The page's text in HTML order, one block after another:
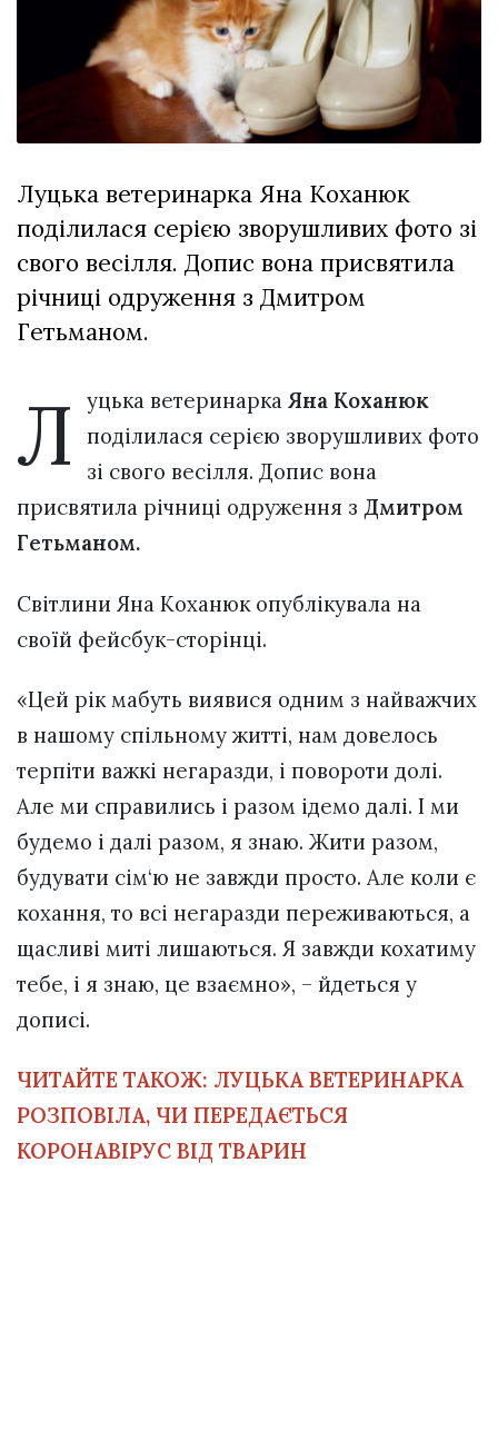
XIX
Спартакіада
VolWe...
29 Липня 2026
553 переглядів
Гамлет
Зіньківський
залишив у
три...
Всі розділи
Контакти
Політика конфіденційності
Луцька ветеринарка Яна Коханюк
поділилася серією зворушливих фото зі
свого весілля. Допис вона присвятила
річниці одруження з Дмитром
Гетьманом.
Л уцька ветеринаркаЯна Коханюк
поділилася серією зворушливих фото
зі свого весілля. Допис вона
присвятила річниці одруження з Дмитром
Гетьманом.
Світлини Яна Коханюк опублікувала на
своїй фейсбук-сторінці.
«Цей рік мабуть виявися одним з найважчих
в нашому спільному житті, нам довелось
терпіти важкі негаразди, і повороти долі.
Але ми справились і разом ідемо далі. І ми
будемо і далі разом, я знаю. Жити разом,
будувати сім‘ю не завжди просто. Але коли є
кохання, то всі негаразди переживаються, а
щасливі миті лишаються. Я завжди кохатиму
тебе, і я знаю, це взаємно», – йдеться у
дописі.
ЧИТАЙТЕ ТАКОЖ: ЛУЦЬКА ВЕТЕРИНАРКА
РОЗПОВІЛА, ЧИ ПЕРЕДАЄТЬСЯ
КОРОНАВІРУС ВІД ТВАРИН